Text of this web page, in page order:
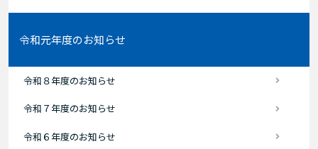
令和元年度のお知らせ
令和８年度のお知らせ
令和７年度のお知らせ
令和６年度のお知らせ